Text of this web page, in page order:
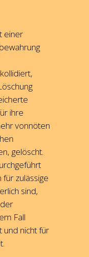
einer
ihre
vonnöten
gelöscht.
zulässige
sind,
Fall
nicht für